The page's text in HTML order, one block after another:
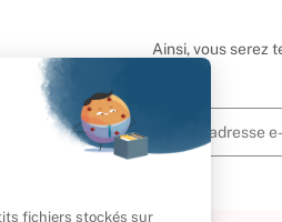
Ainsi, vous serez